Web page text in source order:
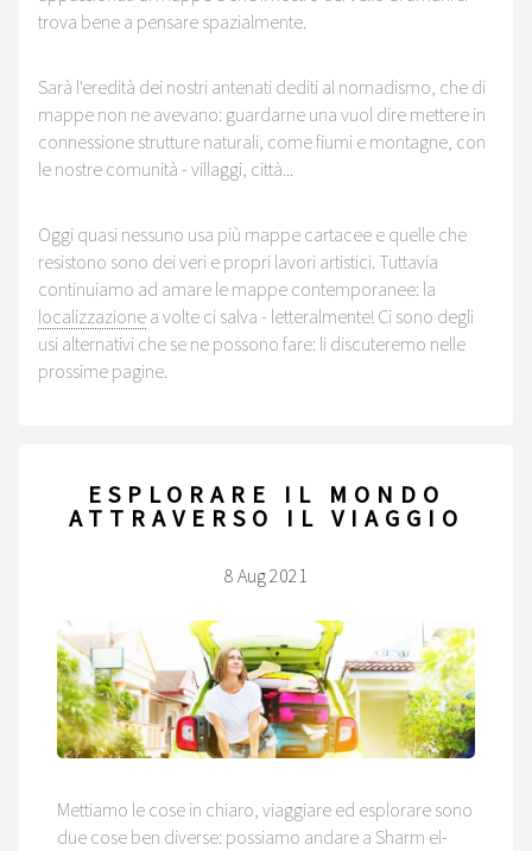
trova bene a pensare spazialmente.
Sarà l'eredità dei nostri antenati dediti al nomadismo, che di
mappe non ne avevano: guardarne una vuol dire mettere in
connessione strutture naturali, come fiumi e montagne, con
le nostre comunità - villaggi, città...
Oggi quasi nessuno usa più mappe cartacee e quelle che
resistono sono dei veri e propri lavori artistici. Tuttavia
continuiamo ad amare le mappe contemporanee: la
localizzazione a volte ci salva - letteralmente! Ci sono degli
usi alternativi che se ne possono fare: li discuteremo nelle
prossime pagine.
ESPLORARE IL MONDO
ATTRAVERSO IL VIAGGIO
8 Aug 2021
Mettiamo le cose in chiaro, viaggiare ed esplorare sono
due cose ben diverse: possiamo andare a Sharm el-